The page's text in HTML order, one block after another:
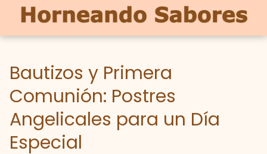
Bautizos y Primera
Comunión: Postres
Angelicales para un Día
Especial